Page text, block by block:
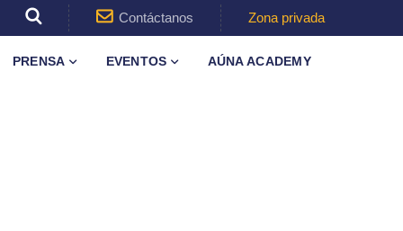
Contáctanos Zona privada
PRENSA EVENTOS AÚNA ACADEMY